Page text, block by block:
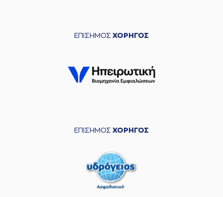
ΕΠΙΣΗΜΟΣ ΧΟΡΗΓΟΣ
ΕΠΙΣΗΜΟΣ ΧΟΡΗΓΟΣ